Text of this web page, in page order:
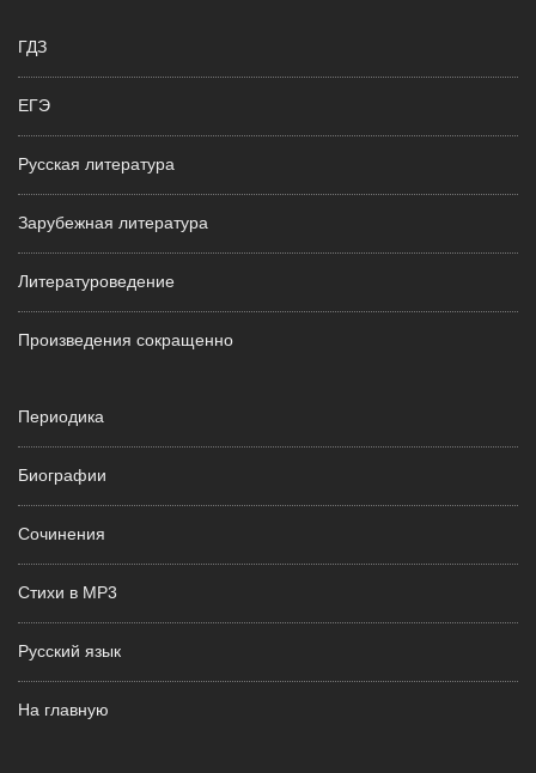
ГДЗ
ЕГЭ
Русская литература
Зарубежная литература
Литературоведение
Произведения сокращенно
Периодика
Биографии
Сочинения
Стихи в MP3
Русский язык
На главную